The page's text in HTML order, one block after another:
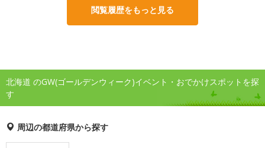
閲覧履歴をもっと見る
北海道 のGW(ゴールデンウィーク)イベント・おでかけスポットを探
す
周辺の都道府県から探す